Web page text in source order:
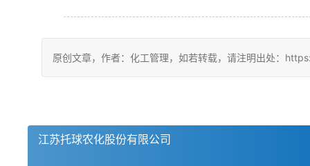
原创文章，作者：化工管理，如若转载，请注明出处：
江苏托球农化股份有限公司